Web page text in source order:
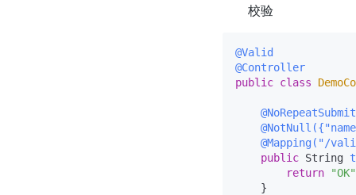
校验
@Valid
@Controller
public class
@NoRepeatSubmit
@Mapping("/
public String
return
"OK"
    }